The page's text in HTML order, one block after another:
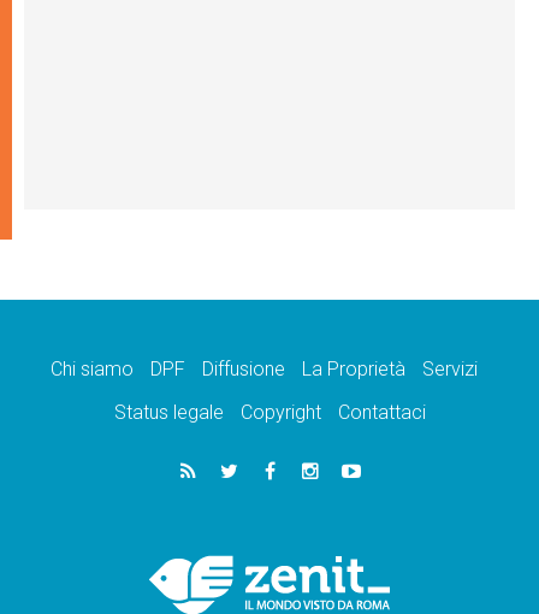
Chi siamo DPF Diffusione La Proprietà
Servizi
Status legale
Copyright Contattaci